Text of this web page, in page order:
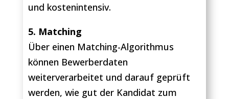
und kostenintensiv.
5. Matching
Über einen Matching-Algorithmus
können Bewerberdaten
weiterverarbeitet und darauf geprüft
werden, wie gut der Kandidat zum